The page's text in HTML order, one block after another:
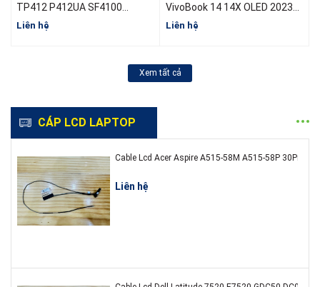
TP412 P412UA SF4100
TP412F TP412 TP412UA
Liên hệ
VivoBook 14 14X OLED 2023
X1404
Liên hệ
Xem tất cả
CÁP LCD LAPTOP
Liên hệ